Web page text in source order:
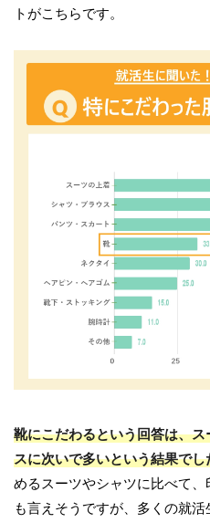
トがこちらです。
靴にこだわるという回答は、
スに次いで多いという結果でし
めるスーツやシャツに比べて
も言えそうですが、多くの就